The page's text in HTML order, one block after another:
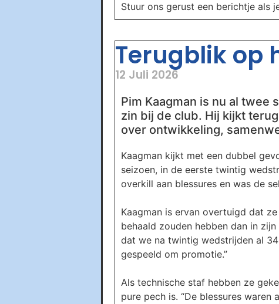
Stuur ons gerust een berichtje als
Terugblik op
12 Juli 2026
Pim Kaagman is nu al twee
zin bij de club. Hij kijkt
over ontwikkeling,
Kaagman kijkt met een dubbel
seizoen, in de eerste twintig
overkill aan blessures en was de
Kaagman is ervan overtuigd dat
behaald zouden hebben dan in
dat we na twintig wedstrijden al
gespeeld om promotie.”
Als technische staf hebben ze
pure pech is. “De blessures